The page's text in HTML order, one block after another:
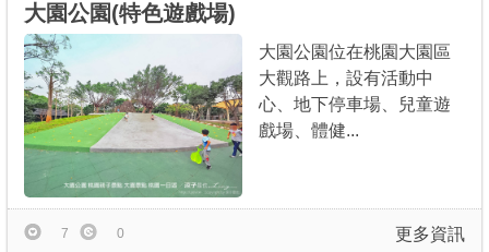
大園公園(特色遊戲場)
大園公園位在桃園大園區
大觀路上，設有活動中
心、地下停車場、兒童遊
戲場、體健...
更多資訊
7 0